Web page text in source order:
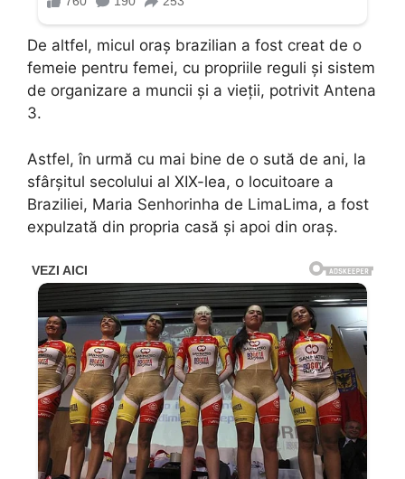
De altfel, micul oraș brazilian a fost creat de o
femeie pentru femei, cu propriile reguli și sistem
de organizare a muncii și a vieții, potrivit Antena
3.
Astfel, în urmă cu mai bine de o sută de ani, la
sfârșitul secolului al XIX-lea, o locuitoare a
Braziliei, Maria Senhorinha de LimaLima, a fost
expulzată din propria casă și apoi din oraș.